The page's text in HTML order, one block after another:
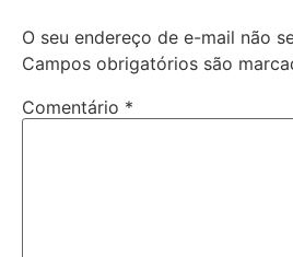
O seu endereço de e-mail não
Campos obrigatórios são
Comentário *